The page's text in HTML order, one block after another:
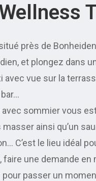
près de
et plongez dans
avec vue sur la
sommier vous
ainsi qu’un
C’est le lieu idéal
faire une demande
passer un